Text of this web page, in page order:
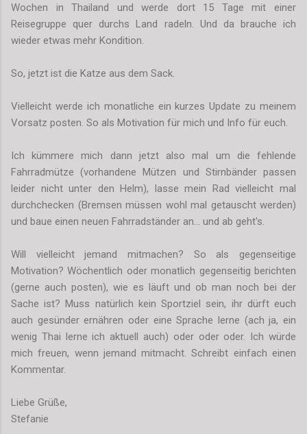
Wochen in Thailand und werde dort 15 Tage mit einer
Reisegruppe quer durchs Land radeln. Und da brauche ich
wieder etwas mehr Kondition.
So, jetzt ist die Katze aus dem Sack.
Vielleicht werde ich monatliche ein kurzes Update zu meinem
Vorsatz posten. So als Motivation für mich und Info für euch.
Ich kümmere mich dann jetzt also mal um die fehlende
Fahrradmütze (vorhandene Mützen und Stirnbänder passen
leider nicht unter den Helm), lasse mein Rad vielleicht mal
durchchecken (Bremsen müssen wohl mal getauscht werden)
und baue einen neuen Fahrradständer an... und ab geht's.
Will vielleicht jemand mitmachen? So als gegenseitige
Motivation? Wöchentlich oder monatlich gegenseitig berichten
(gerne auch posten), wie es läuft und ob man noch bei der
Sache ist? Muss natürlich kein Sportziel sein, ihr dürft euch
auch gesünder ernähren oder eine Sprache lerne (ach ja, ein
wenig Thai lerne ich aktuell auch) oder oder oder. Ich würde
mich freuen, wenn jemand mitmacht. Schreibt einfach einen
Kommentar.
Liebe Grüße,
Stefanie